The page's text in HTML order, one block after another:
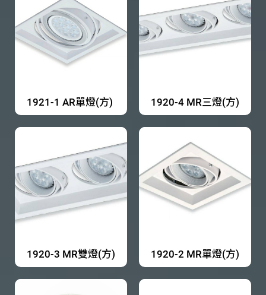
1921-1 AR單燈(方) 1920-4 MR三燈(方)
1920-3 MR雙燈(方) 1920-2 MR單燈(方)